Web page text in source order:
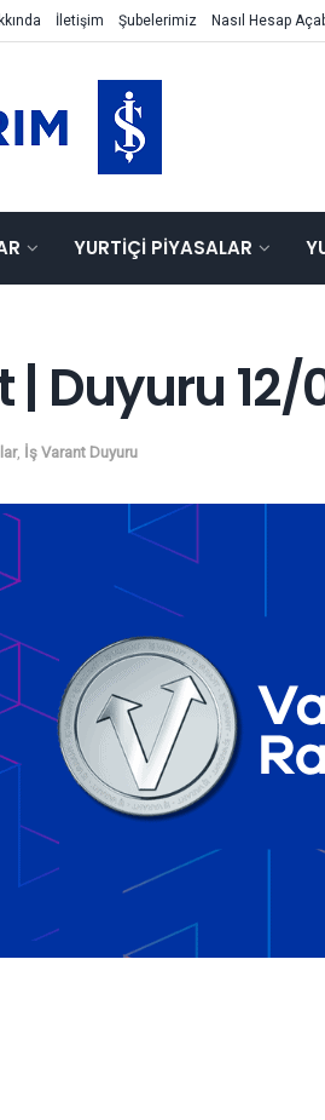
İletişim Şubelerimiz Nasıl Hesap
YURTIÇI PIYASALAR
| Duyuru
, İş Varant Duyuru